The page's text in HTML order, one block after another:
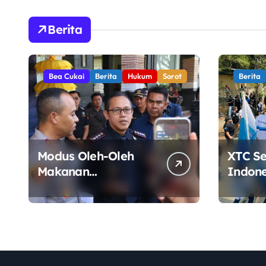
Berita
Bea Cukai Berita Hukum Sorot
Modus Oleh-Oleh
Makanan
Terbongkar, Bea
Cukai Ngurah Rai
Kilogram Ganja Asal
Berita
XTC
Gelar